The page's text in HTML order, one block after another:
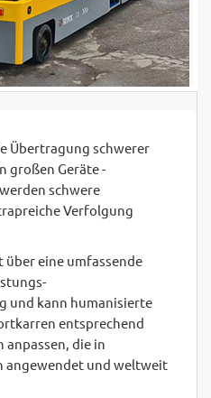
Übertragung schwerer
großen Geräte -
schwere
Verfolgung
eine umfassende
und kann humanisierte
entsprechend
die in
angewendet und weltweit